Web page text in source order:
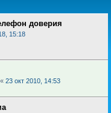
доверия
15:18
« 23 окт 2010, 14:53